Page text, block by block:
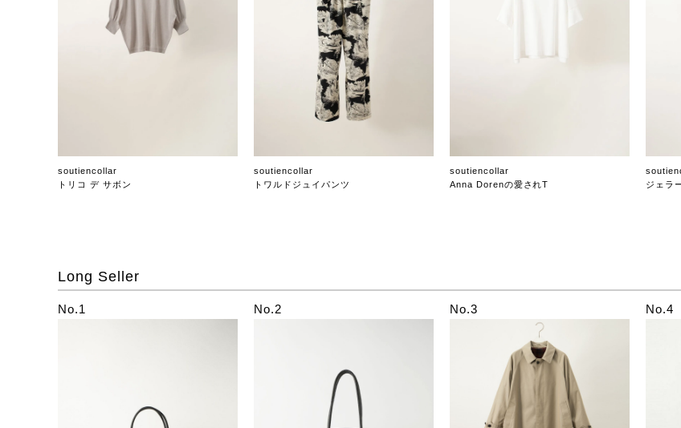
soutiencollar
トリコ デ サボン
soutiencollar
トワルドジュイパンツ
soutiencollar
Anna Dorenの愛されT
ジェラ
Long Seller
No.1 No.2 No.3 No.4